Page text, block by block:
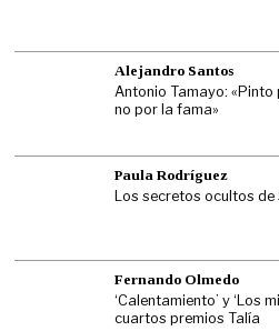
Alejandro Santos
Antonio Tamayo:
no por la fama»
Paula Rodríguez
Los secretos ocultos de
Fernando Olmedo
‘Calentamiento’ y ‘Los
cuartos premios Talía